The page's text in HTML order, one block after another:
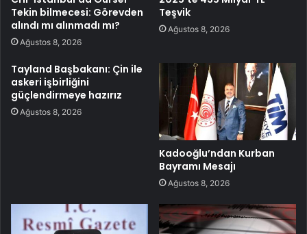
Tekin bilmecesi: Görevden
alındı mı alınmadı mı?
Ağustos 8, 2026
Teşvik
Ağustos 8, 2026
Tayland Başbakanı: Çin ile
askeri işbirliğini
güçlendirmeye hazırız
Ağustos 8, 2026
Kadooğlu’ndan Kurban
Bayramı Mesajı
Ağustos 8, 2026